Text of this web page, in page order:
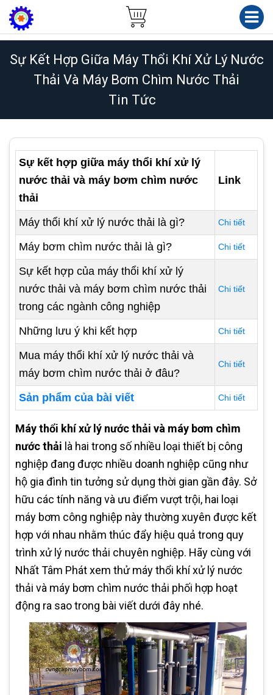
Sự Kết Hợp Giữa Máy Thổi Khí Xử Lý Nước
Thải Và Máy Bơm Chìm Nước Thải
Tin Tức
Sự kết hợp giữa máy thổi khí xử lý
nước thải và máy bơm chìm nước
thải
Link
Máy thổi khí xử lý nước thải là gì? Chi tiết
Máy bơm chìm nước thải là gì? Chi tiết
Sự kết hợp của máy thổi khí xử lý
nước thải và máy bơm chìm nước thải
trong các ngành công nghiệp
Chi tiết
Những lưu ý khi kết hợp Chi tiết
Mua máy thổi khí xử lý nước thải và
máy bơm chìm nước thải ở đâu?
Chi tiết
Sản phẩm của bài viết Chi tiết
Máy thổi khí xử lý nước thải và máy bơm chìm
nước thải là hai trong số nhiều loại thiết bị công
nghiệp đang được nhiều doanh nghiệp cũng như
hộ gia đình tin tưởng sử dụng thời gian gần đây. Sở
hữu các tính năng và ưu điểm vượt trội, hai loại
máy bơm công nghiệp này thường xuyên được kết
hợp với nhau nhằm thúc đẩy hiệu quả trong quy
trình xử lý nước thải chuyên nghiệp. Hãy cùng với
Nhất Tâm Phát xem thử máy thổi khí xử lý nước
thải và máy bơm chìm nước thải phối hợp hoạt
động ra sao trong bài viết dưới đây nhé.